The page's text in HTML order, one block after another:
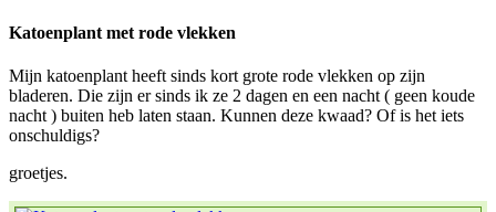
Katoenplant met rode vlekken
Mijn katoenplant heeft sinds kort grote rode vlekken op zijn
bladeren. Die zijn er sinds ik ze 2 dagen en een nacht ( geen koude
nacht ) buiten heb laten staan. Kunnen deze kwaad? Of is het iets
onschuldigs?
groetjes.